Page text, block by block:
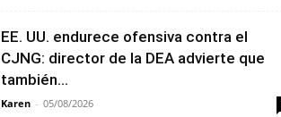
EE. UU. endurece ofensiva contra el
CJNG: director de la DEA advierte que
también...
Karen - 05/08/2026